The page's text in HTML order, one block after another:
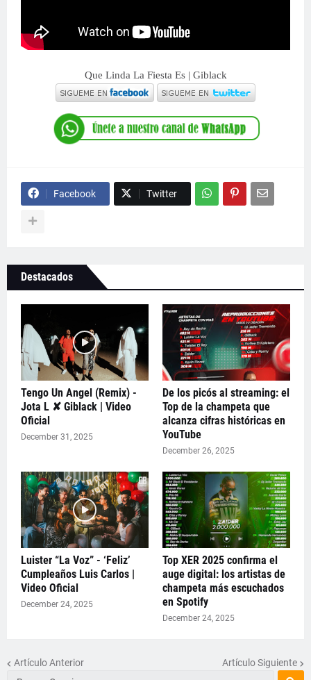
Que Linda La Fiesta Es | Giblack
Facebook Twitter
Destacados
Tengo Un Angel (Remix) -
Jota L ✘ Giblack | Video
Oficial
December 31, 2025
De los picós al streaming: el
Top de la champeta que
alcanza cifras históricas en
YouTube
December 26, 2025
Luister “La Voz” - ‘Feliz’
Cumpleaños Luis Carlos |
Video Oficial
December 24, 2025
Top XER 2025 confirma el
auge digital: los artistas de
champeta más escuchados
en Spotify
December 24, 2025
Artículo Anterior Artículo Siguiente